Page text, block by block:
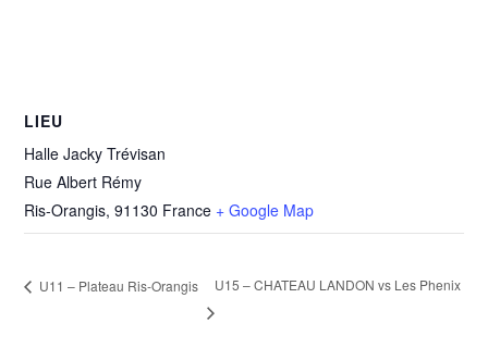
LIEU
Halle Jacky Trévisan
Rue Albert Rémy
Ris-Orangis, 91130 France + Google Map
U11 – Plateau Ris-Orangis U15 – CHATEAU LANDON vs Les Phenix